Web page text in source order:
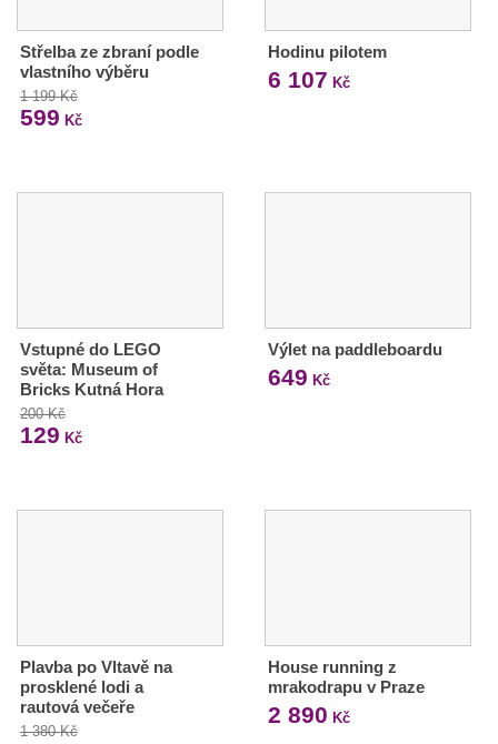
Střelba ze zbraní podle
vlastního výběru
1 199 Kč
599 Kč
Hodinu pilotem
6 107 Kč
Vstupné do LEGO
světa: Museum of
Bricks Kutná Hora
200 Kč
129 Kč
Výlet na paddleboardu
649 Kč
Plavba po Vltavě na
prosklené lodi a
rautová večeře
1 380 Kč
House running z
mrakodrapu v Praze
2 890 Kč